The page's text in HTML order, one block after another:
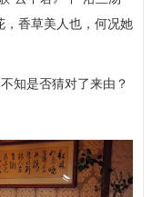
，香草美人也，何况她
知是否猜对了来由？